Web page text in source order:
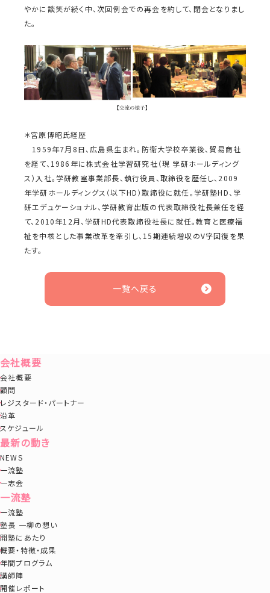
やかに談笑が続く中、次回例会での再会を約して、閉会となりまし
た。
＊宮原博昭氏経歴
1959年7月8日、広島県生まれ。防衛大学校卒業後、貿易商社
を経て、1986年に株式会社学習研究社（現 学研ホールディング
ス）入社。学研教室事業部長、執行役員、取締役を歴任し、2009
年学研ホールディングス（以下HD）取締役に就任。学研塾HD、学
研エデュケーショナル、学研教育出版の代表取締役社長兼任を経
て、2010年12月、学研HD代表取締役社長に就任。教育と医療福
祉を中核とした事業改革を牽引し、15期連続増収のV字回復を果
たす。
一覧へ戻る
会社概要
会社概要
顧問
レジスタード・パートナー
沿革
スケジュール
最新の動き
NEWS
一流塾
一志会
一流塾
一流塾
塾長 一柳の想い
開塾にあたり
概要・特徴・成果
年間プログラム
講師陣
開催レポート